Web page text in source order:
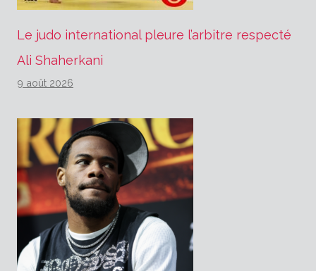
Le judo international pleure l’arbitre respecté
Ali Shaherkani
9 août 2026